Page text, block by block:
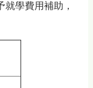
學費用補助，